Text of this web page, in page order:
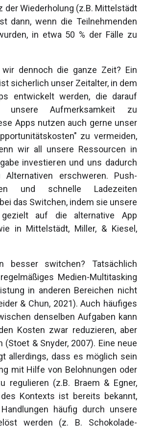
der Wiederholung (z.B. Mittelstädt
dann, wenn die Teilnehmenden
in etwa 50 % der Fälle zu
dennoch die ganze Zeit? Ein
sicherlich unser Zeitalter, in dem
entwickelt werden, die darauf
unsere Aufmerksamkeit zu
Apps nutzen auch gerne unser
zu vermeiden,
wir all unsere Ressourcen in
investieren und uns dadurch
erschweren. Push-
und schnelle Ladezeiten
das Switchen, indem sie unsere
gezielt auf die alternative App
in Mittelstädt, Miller, & Kiesel,
besser switchen? Tatsächlich
Medien-Multitasking
in anderen Bereichen nicht
& Chun, 2021). Auch häufiges
denselben Aufgaben kann
Kosten zwar reduzieren, aber
(Stoet & Snyder, 2007). Eine neue
allerdings, dass es möglich sein
mit Hilfe von Belohnungen oder
regulieren (z.B. Braem & Egner,
Kontexts ist bereits bekannt,
häufig durch unsere
werden (z. B. Schokolade-